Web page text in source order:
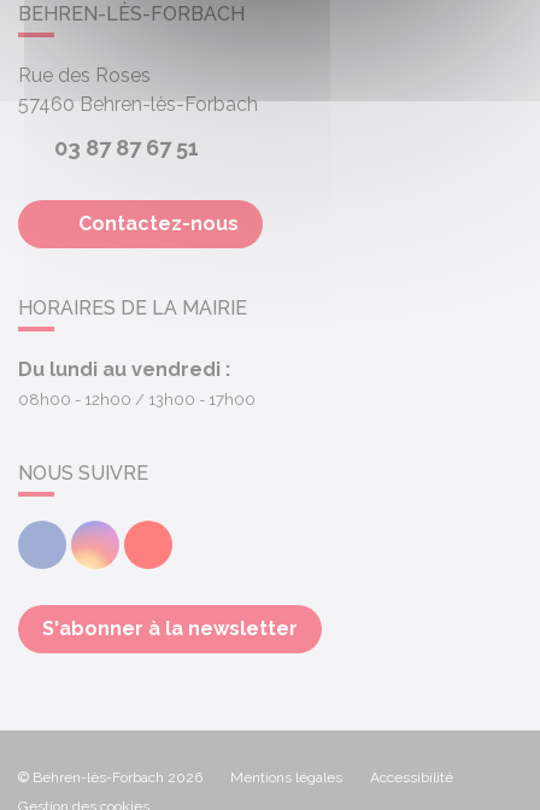
BEHREN-LÈS-FORBACH
Rue des Roses
57460 Behren-lès-Forbach
03 87 87 67 51
Contactez-nous
HORAIRES DE LA MAIRIE
Du lundi au vendredi :
08h00 - 12h00 13h00 - 17h00
NOUS SUIVRE
FacebookInstagramYoutube
S'abonner à la newsletter
© Behren-lès-Forbach 2026 Mentions légales
Accessibilité
Gestion des cookies